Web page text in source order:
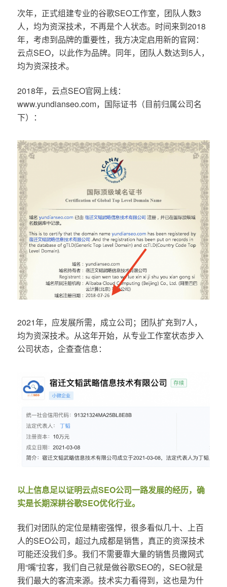
次年，正式组建专业的谷歌SEO工作室，团队人数3
人，均为资深技术，不再是个人状态。时间来到2018
年，考虑到品牌的重要性，我方决定启用新的官网：
云点SEO，以此作为品牌。同年，团队人数达到5人，
均为资深技术。
2018年，云点SEO官网上线：
www.yundianseo.com，国际证书（目前归属公司名
下）：
2021年，应发展所需，成立公司；团队扩充到7人，
均为资深技术。从这年开始，从专业工作室状态步入
公司状态，企查查信息：
以上信息足以证明云点SEO公司一路发展的经历，确
实是长期深耕谷歌SEO优化行业。
我们对团队的定位是精密强悍，很多看似几十、上百
人的SEO公司，超过九成都是销售，真正的资深技术
可能还没我们多。我们不需要靠大量的销售员撒网式
用“嘴”拉客，我们自己就是做谷歌SEO的，SEO就是
我们最大的客流来源。技术实力看得到，这也是为什